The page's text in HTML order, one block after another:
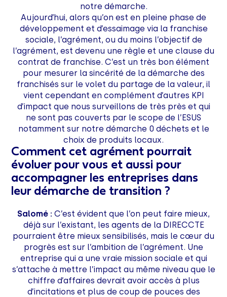
notre démarche.
Aujourd’hui, alors qu’on est en pleine phase de
développement et d’essaimage via la franchise
sociale, l’agrément, ou du moins l’objectif de
l’agrément, est devenu une règle et une clause du
contrat de franchise. C’est un très bon élément
pour mesurer la sincérité de la démarche des
franchisés sur le volet du partage de la valeur, il
vient cependant en complément d’autres KPI
d’impact que nous surveillons de très près et qui
ne sont pas couverts par le scope de l’ESUS
notamment sur notre démarche 0 déchets et le
choix de produits locaux.
Comment cet agrément pourrait
évoluer pour vous et aussi pour
accompagner les entreprises dans
leur démarche de transition ?
Salomé : C’est évident que l’on peut faire mieux,
déjà sur l’existant, les agents de la DIRECCTE
pourraient être mieux sensibilisés, mais le cœur du
progrès est sur l’ambition de l’agrément. Une
entreprise qui a une vraie mission sociale et qui
s’attache à mettre l’impact au même niveau que le
chiffre d’affaires devrait avoir accès à plus
d’incitations et plus de coup de pouces des